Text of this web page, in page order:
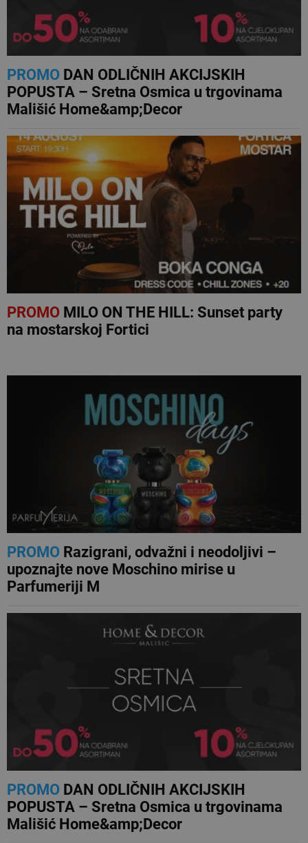
PROMODAN ODLIČNIH AKCIJSKIH
POPUSTA – Sretna Osmica u trgovinama
Mališić Home&amp;Decor
PROMOMILO ON THE HILL: Sunset party
na mostarskoj Fortici
PROMORazigrani, odvažni i neodoljivi –
upoznajte nove Moschino mirise u
Parfumeriji M
PROMODAN ODLIČNIH AKCIJSKIH
POPUSTA – Sretna Osmica u trgovinama
Mališić Home&amp;Decor